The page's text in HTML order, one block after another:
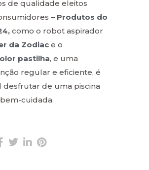
de qualidade eleitos
– Produtos do
como o robot aspirador
da Zodiac e o
pastilha, e uma
regular e eficiente, é
desfrutar de uma piscina
cuidada.